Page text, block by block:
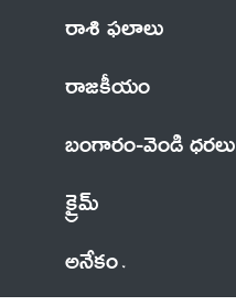
రాశి ఫలాలు
రాజకీయం
బంగారం-వెండి ధరలు
క్రైమ్
అనేకం